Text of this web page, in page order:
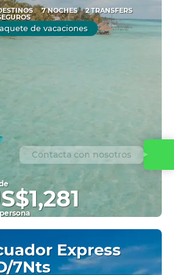
7 NOCHES 2 TRANSFERS
de vacaciones
Ver
Express
7Nts
Contacta con nosotros